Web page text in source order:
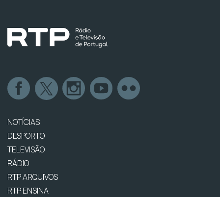
NOTÍCIAS
DESPORTO
TELEVISÃO
RÁDIO
RTP ARQUIVOS
RTP ENSINA